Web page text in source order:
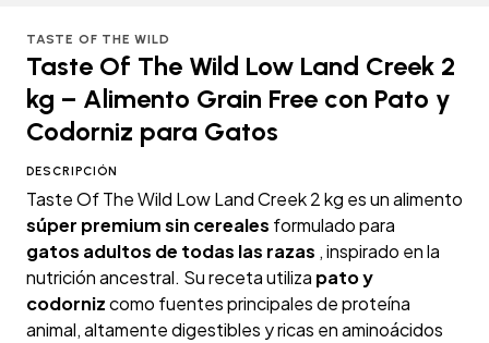
TASTE OF THE WILD
Taste Of The Wild Low Land Creek 2
kg – Alimento Grain Free con Pato y
Codorniz para Gatos
DESCRIPCIÓN
Taste Of The Wild Low Land Creek 2 kg es un alimento
súper premium sin cereales formulado para
gatos adultos de todas las razas , inspirado en la
nutrición ancestral. Su receta utiliza pato y
codornizcomo fuentes principales de proteína
animal, altamente digestibles y ricas en aminoácidos